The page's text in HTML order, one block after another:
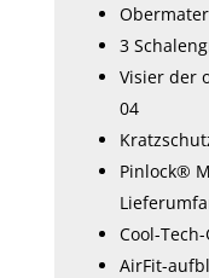
3
Visier der
04
Pinlock®
Cool-
AirFit-